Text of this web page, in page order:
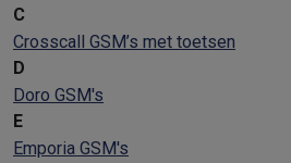
C
Crosscall GSM’s met toetsen
D
Doro GSM's
E
Emporia GSM's